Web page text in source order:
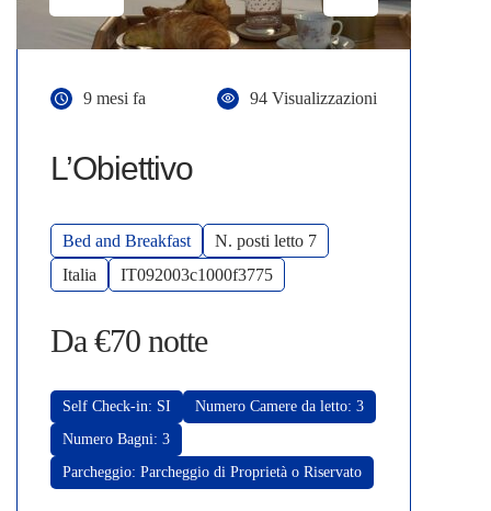
9 mesi fa 94 Visualizzazioni
L’Obiettivo
Bed and Breakfast
N. posti letto 7
Italia
IT092003c1000f3775
Da €70 notte
Self Check-in: SI
Numero Camere da letto: 3
Numero Bagni: 3
Parcheggio: Parcheggio di Proprietà o Riservato